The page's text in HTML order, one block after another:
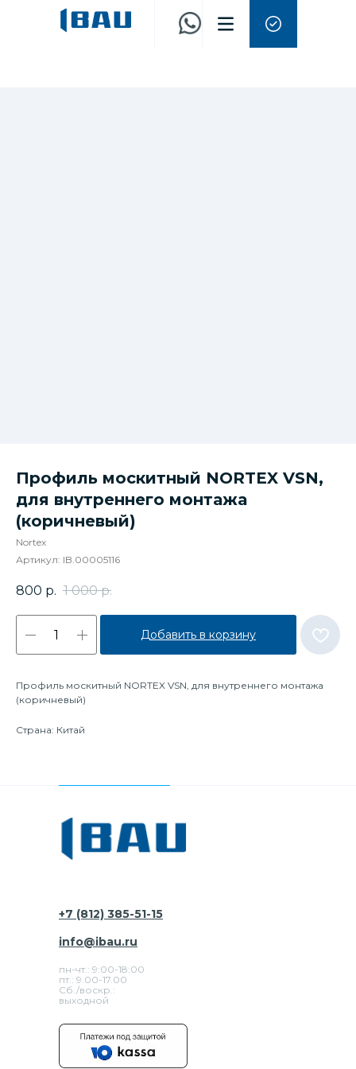
Профиль москитный NORTEX VSN,
для внутреннего монтажа
(коричневый)
Nortex
Артикул: IB.00005116
800 р. 1 000 р.
Добавить в корзину
Профиль москитный NORTEX VSN, для внутреннего монтажа
(коричневый)
Страна: Китай
+7 (812) 385-51-15
пн-чт.: 9:00-18:00
пт.: 9.00-17.00
Сб./воскр.:
выходной
info@ibau.ru